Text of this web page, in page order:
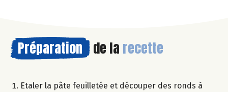
Préparation de la recette
Etaler la pâte feuilletée et découper des ronds à